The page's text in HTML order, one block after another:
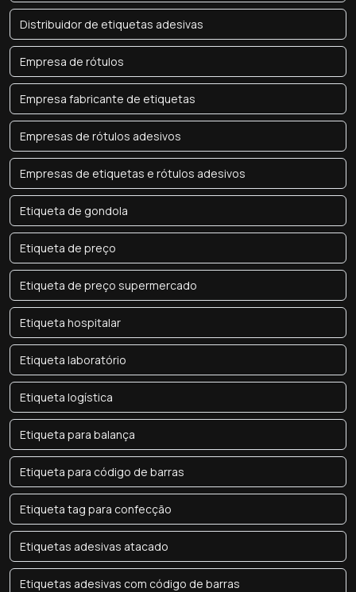
Distribuidor de etiquetas adesivas
Empresa de rótulos
Empresa fabricante de etiquetas
Empresas de rótulos adesivos
Empresas de etiquetas e rótulos adesivos
Etiqueta de gondola
Etiqueta de preço
Etiqueta de preço supermercado
Etiqueta hospitalar
Etiqueta laboratório
Etiqueta logística
Etiqueta para balança
Etiqueta para código de barras
Etiqueta tag para confecção
Etiquetas adesivas atacado
Etiquetas adesivas com código de barras